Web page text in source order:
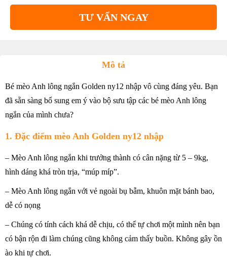
TƯ VẤN NGAY
Mô tả
Bé mèo Anh lông ngắn Golden ny12 nhập vô cùng đáng yêu. Bạn
đã sẵn sàng bổ sung em ý vào bộ sưu tập các bé mèo Anh lông
ngắn của mình chưa?
1. Đặc điểm mèo Anh Golden ny12 nhập
– Mèo Anh lông ngắn khi trưởng thành có cân nặng từ 5 – 9kg,
hình dáng khá tròn trịa, “múp míp”.
– Mèo Anh lông ngắn với vẻ ngoài bụ bẫm, khuôn mặt bánh bao,
dễ có nọng
– Chúng có tính cách khá dễ chịu, có thể tự chơi một mình nên bạn
có bận rộn đi làm chúng cũng không cảm thấy buồn. Không gây ồn
ào khi tự chơi.